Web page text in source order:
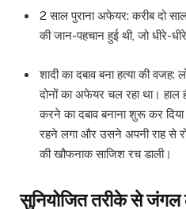
2 साल पुराना अफेयर: करीब दो
की जान-पहचान हुई थी, जो धीरे-
शादी का दबाव बना हत्या की
दोनों का अफेयर चल रहा था। हाल
करने का दबाव बनाना शुरू कर
रहने लगा और उसने अपनी राह से
की खौफनाक साजिश रच डाली।
सुनियोजित तरीके से जंगल